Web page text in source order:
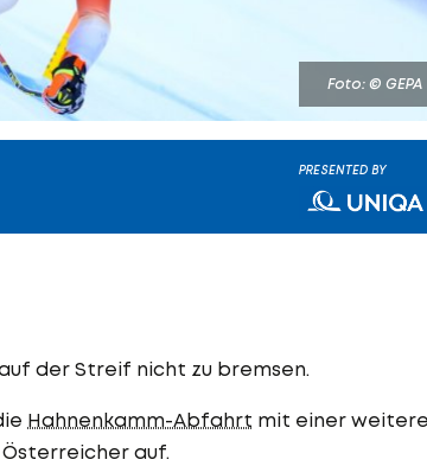
Foto: © GEPA
PRESENTED BY
der Streif nicht zu bremsen.
Hahnenkamm-Abfahrt mit einer
auf.